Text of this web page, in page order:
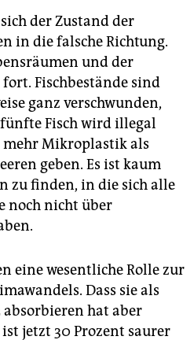
der Zustand der
in die falsche Richtung.
und der
Fischbestände sind
ganz verschwunden,
Fisch wird illegal
mehr Mikroplastik als
geben. Es ist kaum
zu finden, in die sich alle
noch nicht über
eine wesentliche Rolle zur
Dass sie als
absorbieren hat aber
ist jetzt 30 Prozent saurer